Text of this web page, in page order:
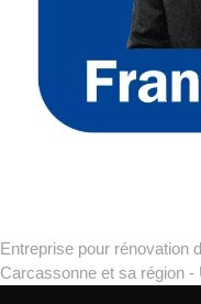
Entreprise pour rénovation
Carcassonne et sa région